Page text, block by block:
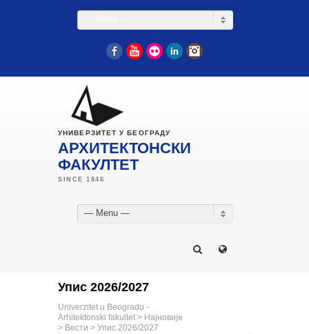
FacebookYouTube
Flickr LinkedIn
УНИВЕРЗИТЕТ У БЕОГРАДУ
АРХИТЕКТОНСКИ
ФАКУЛТЕТ
— Menu —
Упис 2026/2027
Univerzitet u Beogradu -
Arhitektonski fakultet > Најновије
> Вести > Упис 2026/2027